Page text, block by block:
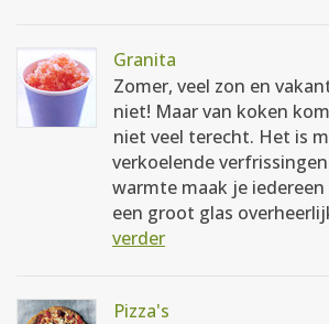
Granita
Zomer, veel zon en
niet! Maar van koken
niet veel terecht. Het is
verkoelende
warmte maak je
een groot glas
verder
Pizza's